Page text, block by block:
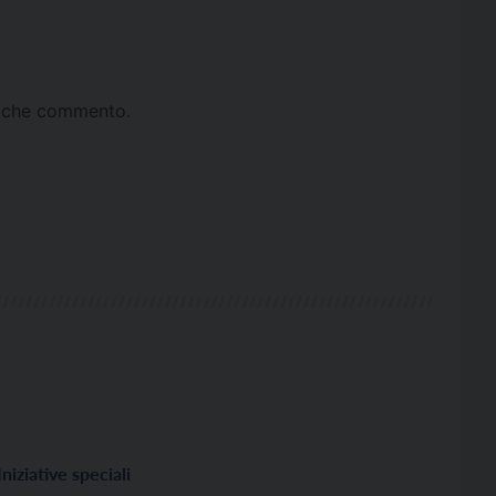
commento.
Iniziative speciali